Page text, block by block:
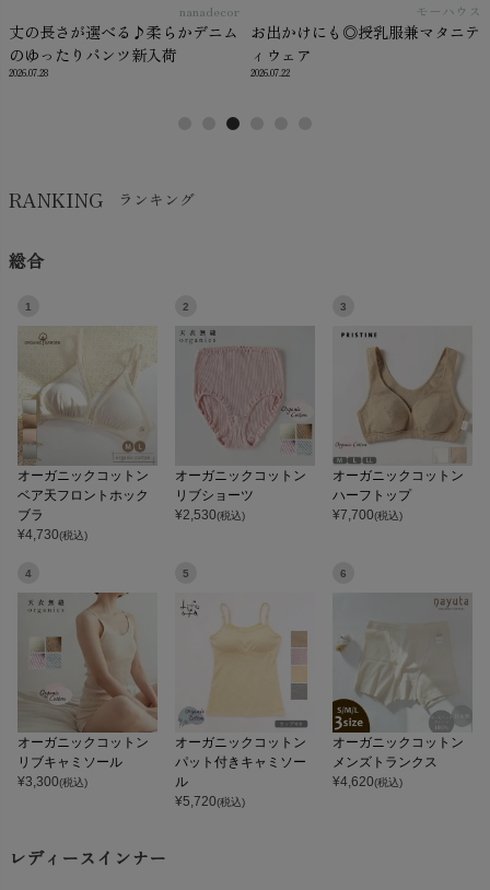
nanadecor
丈の長さが選べる♪柔らかデニム
のゆったりパンツ新入荷
2026.07.28
モーハウス
お出かけにも◎授乳服兼マタニテ
ィウェア
2026.07.22
RANKING ランキング
総合
1
オーガニックコットン
ベア天フロントホック
ブラ
¥4,730(税込)
2
オーガニックコットン
リブショーツ
¥2,530(税込)
3
オーガニックコットン
ハーフトップ
¥7,700(税込)
4
オーガニックコットン
リブキャミソール
¥3,300(税込)
5
オーガニックコットン
パット付きキャミソー
ル
¥5,720(税込)
6
オーガニックコットン
メンズトランクス
¥4,620(税込)
レディースインナー